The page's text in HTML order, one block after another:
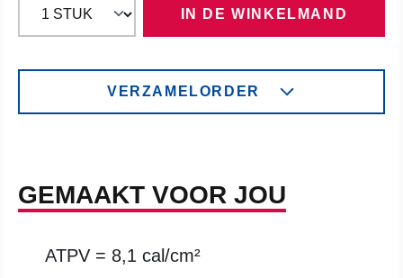
IN DE WINKELMAND
VERZAMELORDER
GEMAAKT VOOR JOU
ATPV = 8,1 cal/cm²